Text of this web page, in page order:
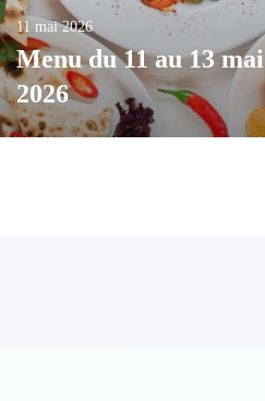
11 mai 2026
Menu du 11 au 13 mai
2026